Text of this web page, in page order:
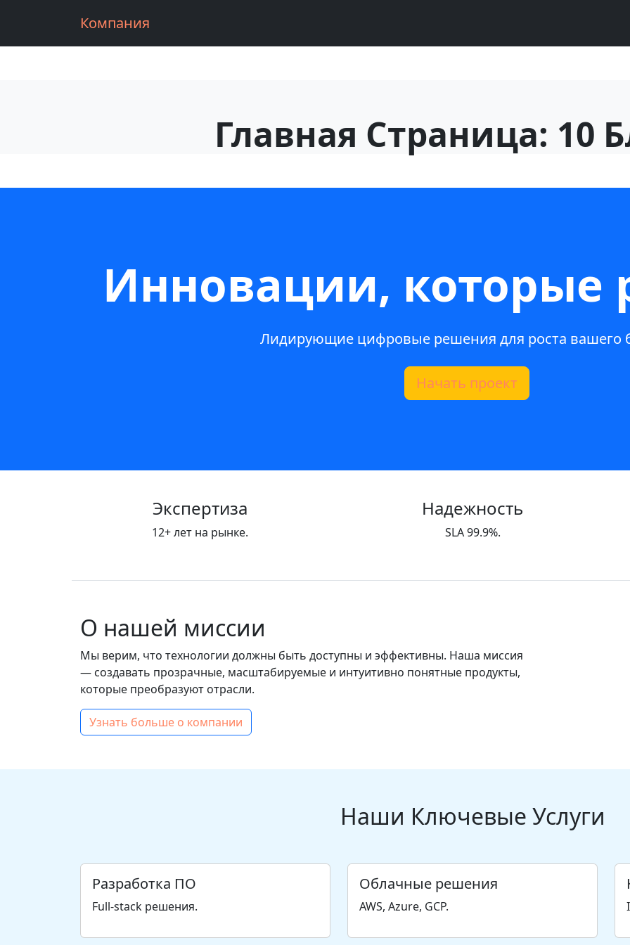
Компания
Главная Страница: 10
Инновации, которые
Лидирующие цифровые решения для роста вашего
Начать проект
Экспертиза
12+ лет на рынке.
Надежность
SLA 99.9%.
О нашей миссии
Мы верим, что технологии должны быть доступны и эффективны. Наша миссия
— создавать прозрачные, масштабируемые и интуитивно понятные продукты,
которые преобразуют отрасли.
Узнать больше о компании
Наши Ключевые Услуги
Разработка ПО
Full-stack решения.
Облачные решения
AWS, Azure, GCP.